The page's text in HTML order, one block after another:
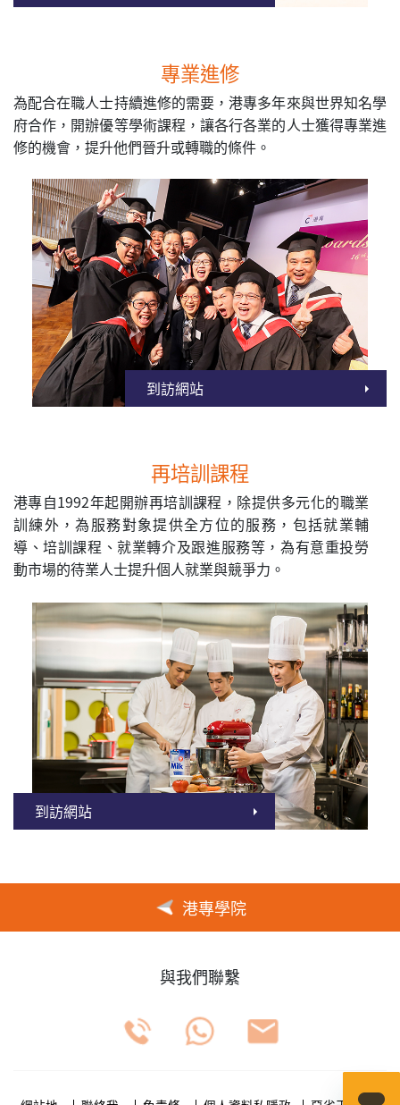
專業進修
為配合在職人士持續進修的需要，港專多年來與世界知名學
府合作，開辦優等學術課程，讓各行各業的人士獲得專業進
修的機會，提升他們晉升或轉職的條件。
到訪網站
再培訓課程
港專自1992年起開辦再培訓課程，除提供多元化的職業
訓練外，為服務對象提供全方位的服務，包括就業輔
導、培訓課程、就業轉介及跟進服務等，為有意重投勞
動市場的待業人士提升個人就業與競爭力。
到訪網站
港專學院
與我們聯繫